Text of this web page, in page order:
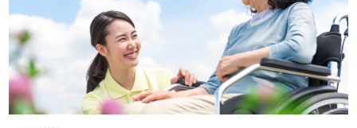
メール、お電話でのお問い合わせも受け付けており、気軽
にご相談いただけます。医療・福祉業界でのキャリアを考
えている方は、ぜひこの機会をお見逃しなく！